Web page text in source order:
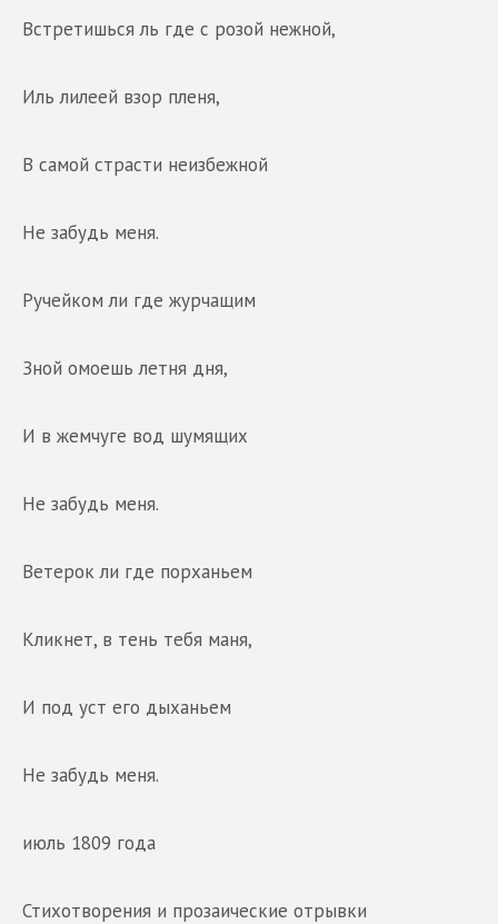
Встретишься ль где с розой нежной,
Иль лилеей взор пленя,
В самой страсти неизбежной
Не забудь меня.
Ручейком ли где журчащим
Зной омоешь летня дня,
И в жемчуге вод шумящих
Не забудь меня.
Ветерок ли где порханьем
Кликнет, в тень тебя маня,
И под уст его дыханьем
Не забудь меня.
июль 1809 года
Стихотворения и прозаические отрывки